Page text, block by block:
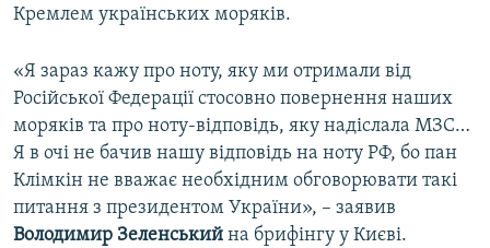
Кремлем українських моряків.
«Я зараз кажу про ноту, яку ми отримали від
Російської Федерації стосовно повернення наших
моряків та про ноту-відповідь, яку надіслала МЗС…
Я в очі не бачив нашу відповідь на ноту РФ, бо пан
Клімкін не вважає необхідним обговорювати такі
питання з президентом України», – заявив
Володимир Зеленський на брифінгу у Києві.